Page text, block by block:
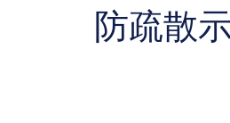
防疏散